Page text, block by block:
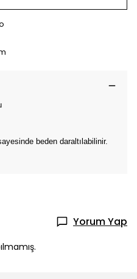
beden daraltılabilinir.
Yorum Yap